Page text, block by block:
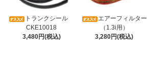
トランクシール
CKE10018
3,480円(税込)
エアーフィルター
（1.3i用）
3,280円(税込)